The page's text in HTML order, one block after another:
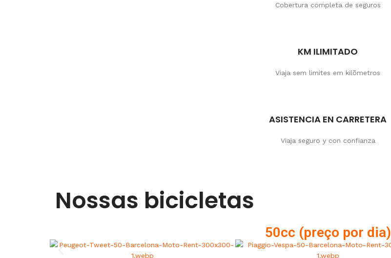
Cobertura completa de seguros
KM ILIMITADO
Viaja sem limites em kilõmetros
ASISTENCIA EN CARRETERA
Viaja seguro y con confianza
Nossas bicicletas
50cc (preço por dia)